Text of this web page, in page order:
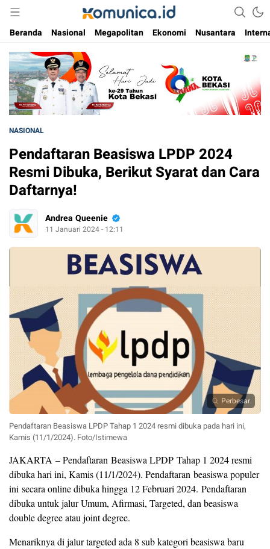
Komunica
Media Informasi Masa Kini
Beranda
Nasional Megapolitan Ekonomi Nusantara
NASIONAL
Pendaftaran Beasiswa LPDP 2024
Resmi Dibuka, Berikut Syarat dan Cara
Daftarnya!
Andrea Queenie
11 Januari 2024 - 12:11
Perbesar
Pendaftaran Beasiswa LPDP Tahap 1 2024 resmi dibuka pada hari ini,
Kamis (11/1/2024). Foto/Istimewa
JAKARTA – Pendaftaran Beasiswa LPDP Tahap 1 2024 resmi
dibuka hari ini, Kamis (11/1/2024). Pendaftaran beasiswa populer
ini secara online dibuka hingga 12 Februari 2024. Pendaftaran
dibuka untuk jalur Umum, Afirmasi, Targeted, dan beasiswa
double degree atau joint degree.
Menariknya di jalur targeted ada 8 sub kategori beasiswa baru